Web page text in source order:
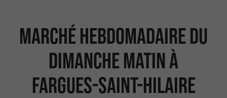
Marché hebdomadaire du
dimanche matin à
Fargues-Saint-Hilaire